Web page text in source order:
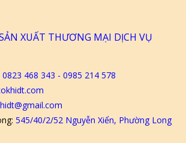
XUẤT THƯƠNG MẠI DỊCH VỤ
0823 468 343 - 0985 214 578
545/40/2/52 Nguyễn Xiển, Phường Long